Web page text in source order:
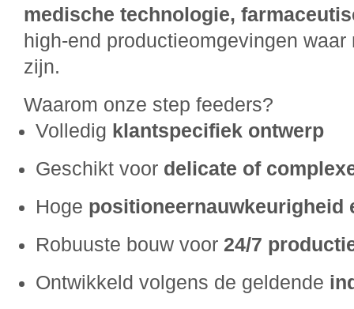
medische technologie,
high-end productieomgevingen
zijn.
Waarom onze step feeders?
Volledig klantspecifiek ontwerp
Geschikt voor delicate of
Hoge positioneernauwkeurigheid
Robuuste bouw voor 24/7
Ontwikkeld volgens de geldende